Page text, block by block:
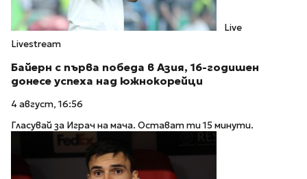
Live
Livestream
Байерн с първа победа в Азия, 16-годишен
донесе успеха над южнокорейци
4 август, 16:56
Гласувай за Играч на мача. Остават ти 15 минути.